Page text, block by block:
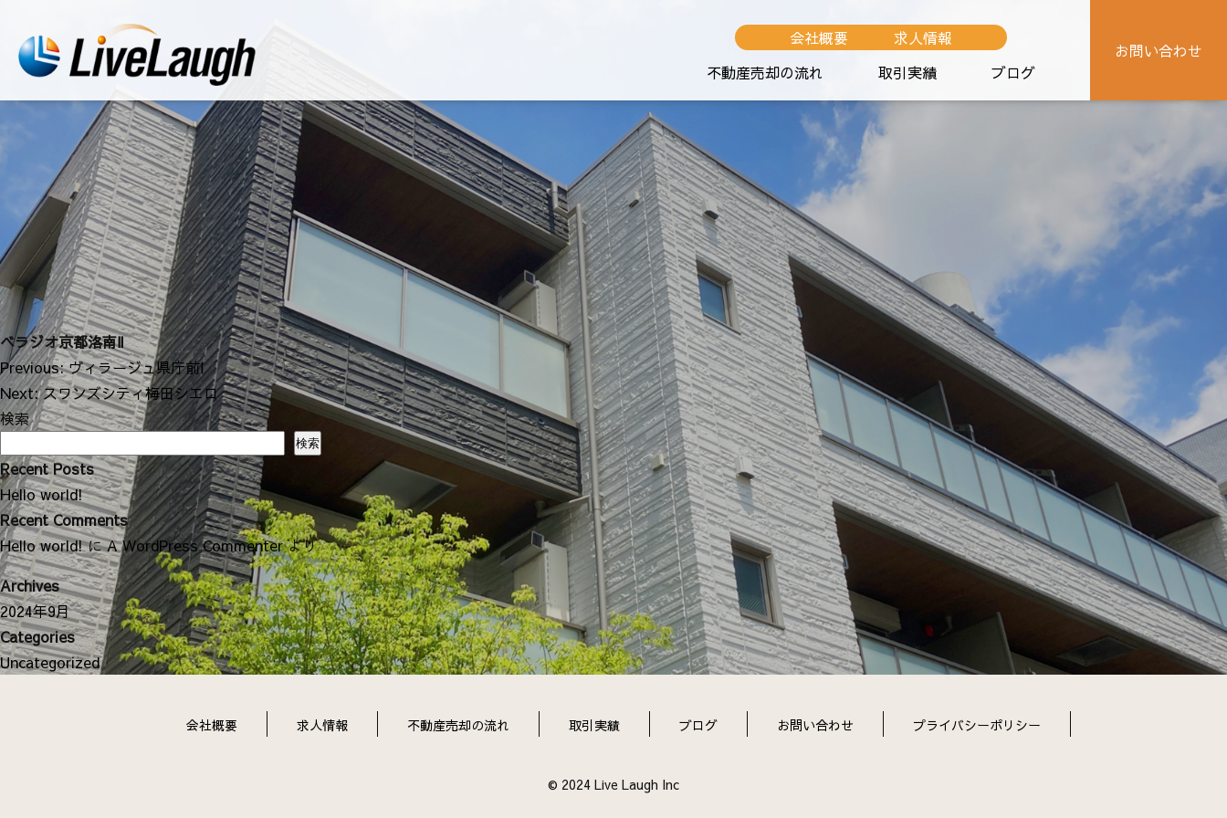
会社概要
求人情報
不動産売却の流れ
取引実績 ブログ
お問い合わせ
ベラジオ京都洛南Ⅱ
投
稿
ナ
ゲ
ー
シ
ョ
ン
Previous: ヴィラージュ県庁前Ⅰ
Next: スワンズシティ梅田シエロ
検索
検索
Recent Posts
Hello world!
Recent Comments
Hello world!にA WordPress Commenterより
Archives
2024年9月
Categories
Uncategorized
会社概要 求人情報 不動産売却の流れ 取引実績 ブログ お問い合わせ プライバシーポリシー
© 2024 Live Laugh Inc